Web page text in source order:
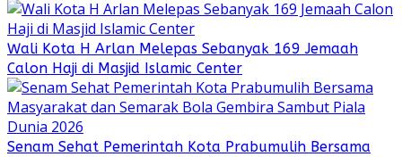
Wali Kota H Arlan Melepas Sebanyak 169 Jemaah
Calon Haji di Masjid Islamic Center
Senam Sehat Pemerintah Kota Prabumulih Bersama